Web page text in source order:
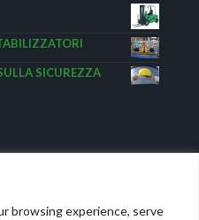
browsing experience, serve
SICUREZZA